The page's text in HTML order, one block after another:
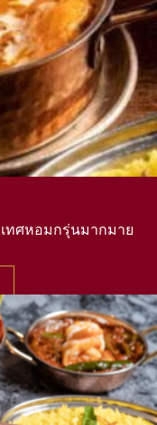
ทศหอมกรุ่นมากมาย